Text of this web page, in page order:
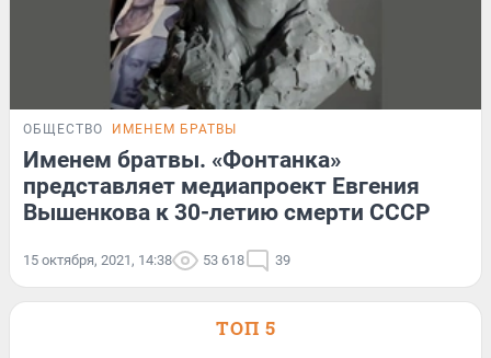
ОБЩЕСТВО ИМЕНЕМ БРАТВЫ
Именем братвы. «Фонтанка»
представляет медиапроект Евгения
Вышенкова к 30-летию смерти СССР
15 октября, 2021, 14:38 53 618 39
ТОП 5